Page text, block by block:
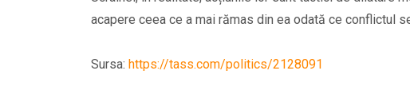
acapere ceea ce a mai rămas din ea odată ce conflictul
Sursa: https://tass.com/politics/2128091